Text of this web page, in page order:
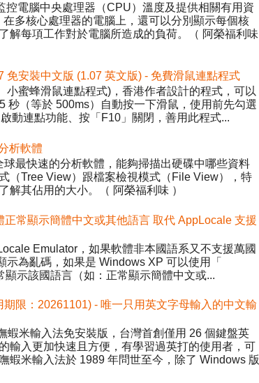
控電腦中央處理器（CPU）溫度及提供相關有用資
多核心處理器的電腦上，還可以分別顯示每個核
解每項工作對於電腦所造成的負荷。（ 阿榮福利味
安裝中文版 (1.07 英文版) - 免費滑鼠連點程式
蜜蜂滑鼠連點程式)，香港作者設計的程式，可以
秒（等於 500ms）自動按一下滑鼠，使用前先勾選
動連點功能、按「F10」關閉，善用此程式...
析軟體
最快速的分析軟體，能夠掃描出硬碟中哪些資料
（Tree View）跟檔案檢視模式（File View），特
解其佔用的大小。（ 阿榮福利味 ）
正常顯示簡體中文或其他語言 取代 AppLocale 支援
Emulator，如果軟體非本國語系又不支援萬國
為亂碼，如果是 Windows XP 可以使用「
示該國語言（如：正常顯示簡體中文或...
限：20261101) - 唯一只用英文字母輸入的中文輸
蝦米輸入法免安裝版，台灣首創僅用 26 個鍵盤英
輸入更加快速且方便，有學習過英打的使用者，可
蝦米輸入法於 1989 年問世至今，除了 Windows 版